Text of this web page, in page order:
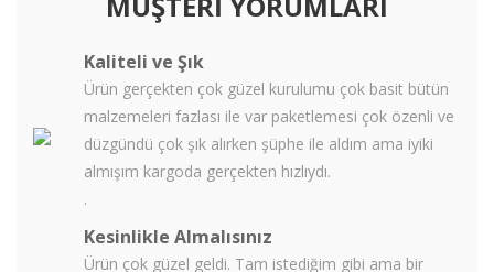
Kaliteli ve Şık
Ürün gerçekten çok güzel kurulumu çok basit bütün
malzemeleri fazlası ile var paketlemesi çok özenli ve
düzgündü çok şık alırken şüphe ile aldım ama iyiki
almışım kargoda gerçekten hızlıydı.
.
Kesinlikle Almalısınız
Ürün çok güzel geldi. Tam istediğim gibi ama bir